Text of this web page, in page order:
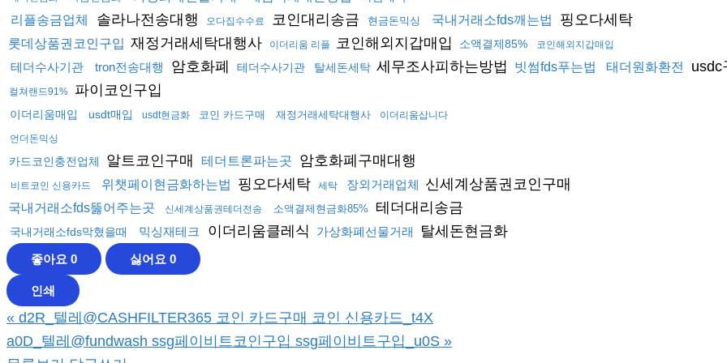
리플송금업체 솔라나전송대행 오다집수수료 코인대리송금 현금돈믹싱 국내거래소fds깨는법 핑오다세탁
롯데상품권코인구입 재정거래세탁대행사 이더리움 리플 코인해외지갑매입 소액결제85% 코인해외지갑매입
테더수사기관 tron전송대행 암호화폐 테더수사기관 탈세돈세탁 세무조사피하는방법 빗썸fds푸는법 태더원화환전 usdc
컬쳐랜드91% 파이코인구입
이더리움매입 usdt매입 usdt현금화 코인 카드구매 재정거래세탁대행사 이더리움삽니다
언더돈믹싱
카드코인충전업체 알트코인구매 테더트론파는곳 암호화폐구매대행
비트코인 신용카드 위챗페이현금화하는법 핑오다세탁 세탁 장외거래업체 신세계상품권코인구매
국내거래소fds뚫어주는곳 신세계상품권테더전송 소액결제현금화85% 테더대리송금
국내거래소fds막혔을때 믹싱재테크 이더리움클레식 가상화폐선물거래 탈세돈현금화
좋아요 0 싫어요 0
인쇄
« d2R_텔레@CASHFILTER365 코인 카드구매 코인 신용카드_t4X
a0D_텔레@fundwash ssg페이비트코인구입 ssg페이비트구입_u0S »